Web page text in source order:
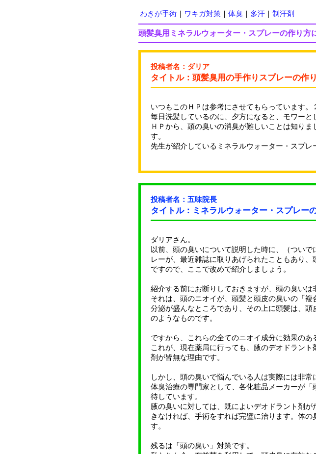
わきが手術 ワキガ対策 体臭 多汗 制汗剤
頭髪臭用ミネラルウォーター・スプレーの作り方
投稿者名：ダリア
タイトル：頭髪臭用の手作りスプレーの作
いつもこのＨＰは参考にさせてもらっています。
毎日洗髪しているのに、夕方になると、モワーと
ＨＰから、頭の臭いの消臭が難しいことは知り
す。
先生が紹介しているミネラルウォーター・スプレ
投稿者名：五味院長
タイトル：ミネラルウォーター・スプレー
ダリアさん。
以前、頭の臭いについて説明した時に、（つい
レーが、最近雑誌に取りあげられたこともあり
ですので、ここで改めで紹介しましょう。
紹介する前にお断りしておきますが、頭の臭いは
それは、頭のニオイが、頭髪と頭皮の臭いの「
分泌が盛んなところであり、その上に頭髪は、頭
のようなものです。
ですから、これらの全てのニオイ成分に効果の
これが、現在薬局に行っても、腋のデオドラン
剤が皆無な理由です。
しかし、頭の臭いで悩んでいる人は実際には非常
体臭治療の専門家として、各化粧品メーカーが
待しています。
腋の臭いに対しては、既によいデオドラント剤
きなければ、手術をすれば完璧に治ります。体
す。
残るは「頭の臭い」対策です。